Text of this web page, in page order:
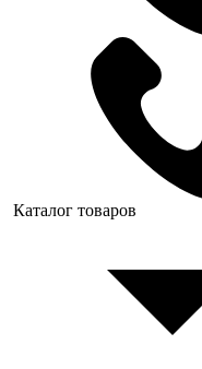
Каталог товаров